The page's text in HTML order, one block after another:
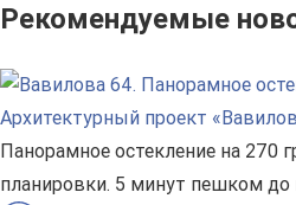
Рекомендуемые
Архитектурный проект
Панорамное остекление на 270
планировки. 5 минут пешком до